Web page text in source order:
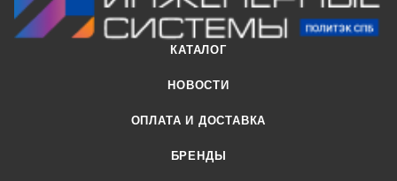
КАТАЛОГ
НОВОСТИ
ОПЛАТА И ДОСТАВКА
БРЕНДЫ